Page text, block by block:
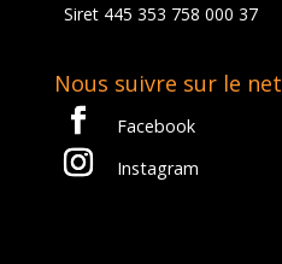
Siret 445 353 758 000 37
Nous suivre sur le net
Facebook
Instagram